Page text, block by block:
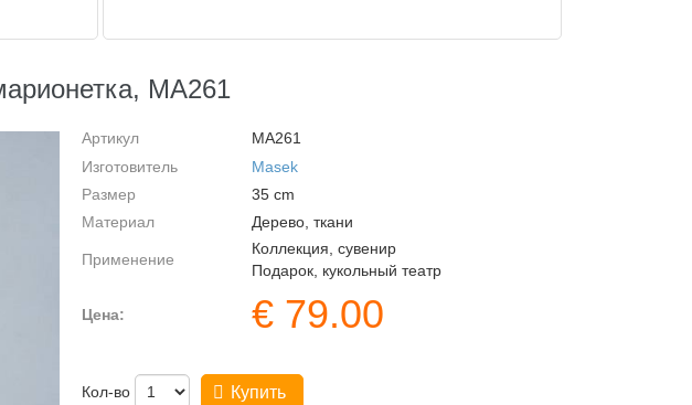
MA261
Артикул
MA261
Изготовитель
Masek
Размер
35 cm
Материал
Дерево, ткани
Применение
Коллекция, сувенир
Подарок, кукольный театр
Цена: € 79.00
Кол-во Купить